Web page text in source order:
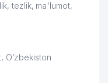
787 м
tezlik, ma'lumot,
O‘zbekiston